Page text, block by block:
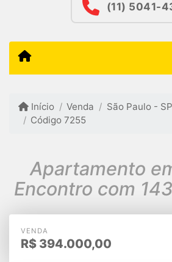
(11) 5041-
Início Venda São Paulo - SP
Código 7255
Apartamento
Encontro com
VENDA
R$ 394.000,00